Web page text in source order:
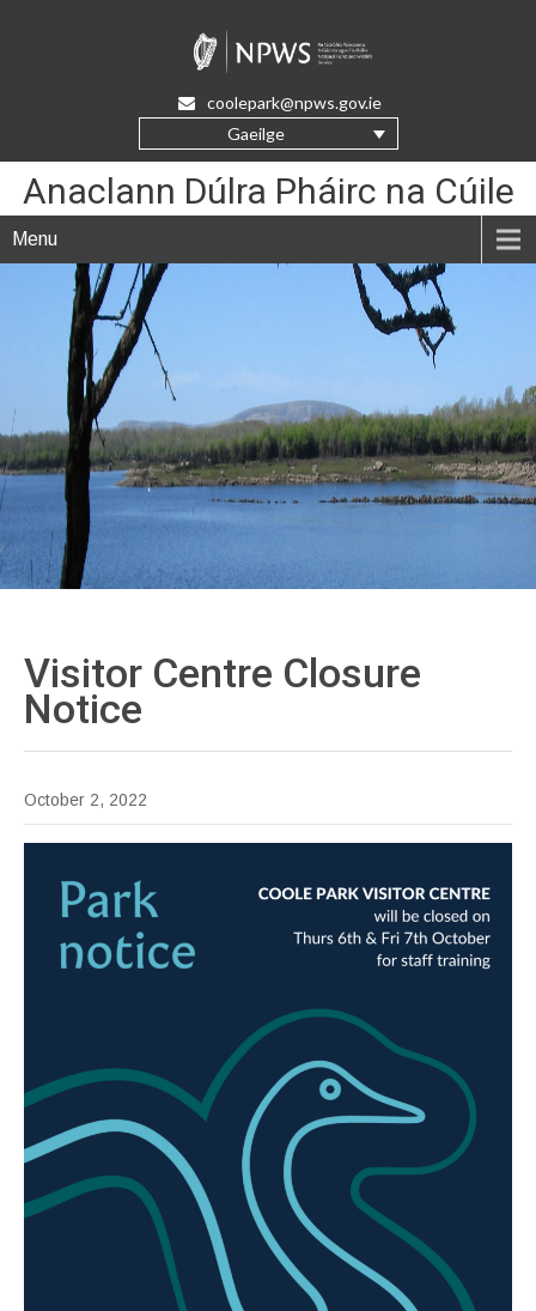
coolepark@npws.gov.ie
Gaeilge
Anaclann Dúlra Pháirc na Cúile
Menu
Visitor Centre Closure
Notice
October 2, 2022